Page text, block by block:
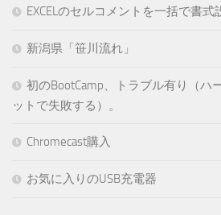
EXCELのセルコメントを一括で書
新潟県「笹川流れ」
初のBootCamp、トラブル有り（ハ
ットで失敗する）。
Chromecast購入
お気に入りのUSB充電器